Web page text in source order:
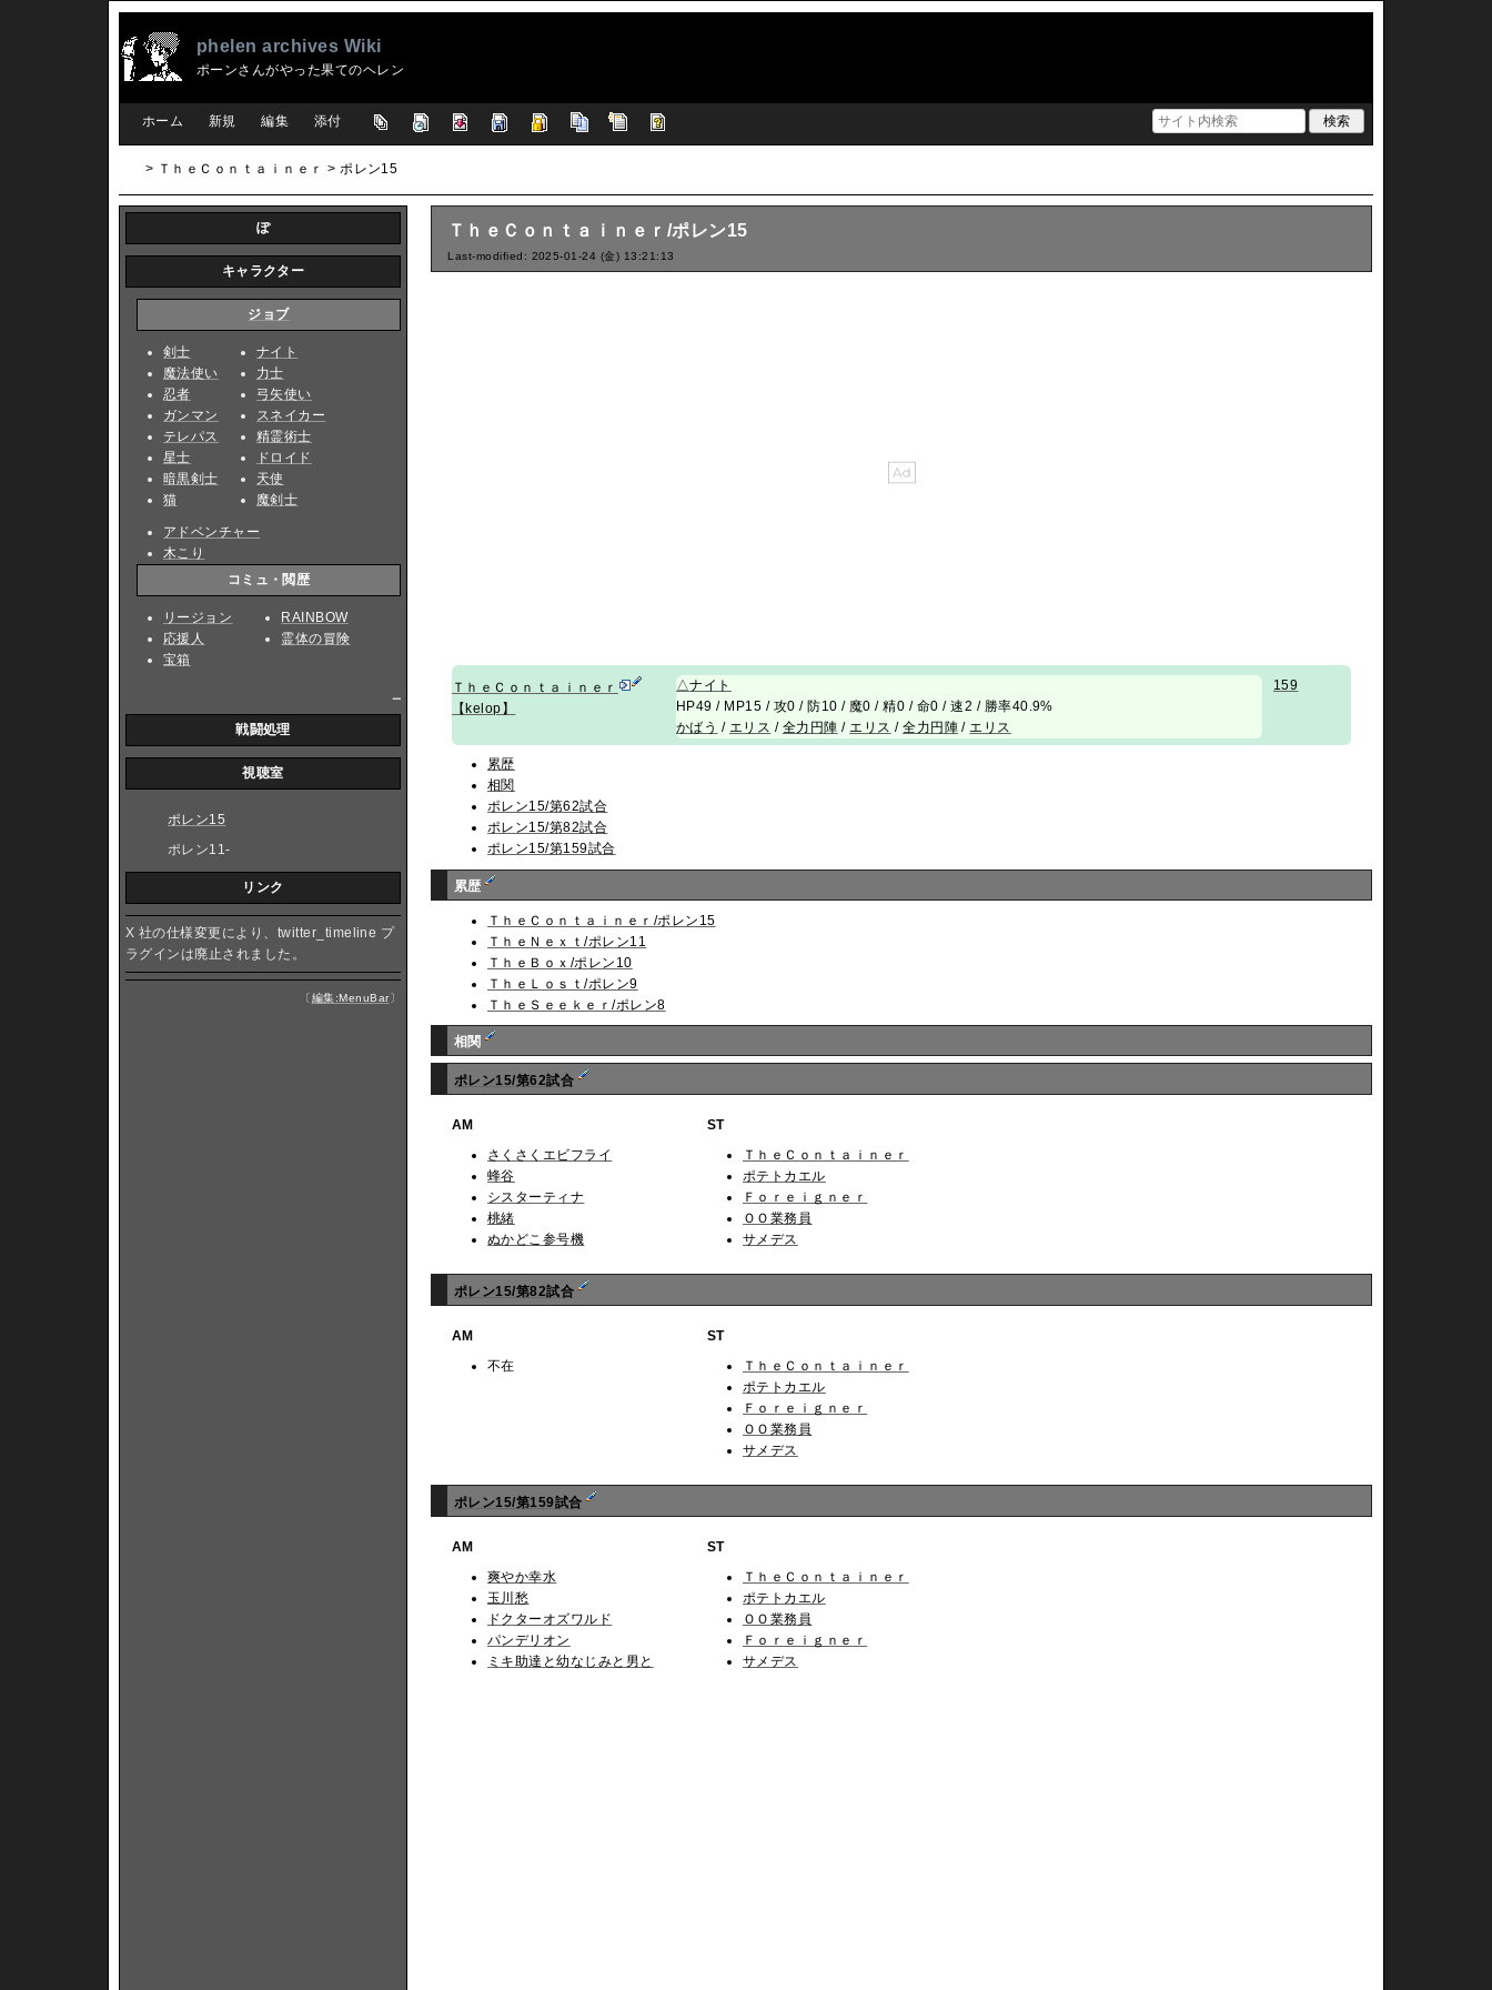
phelen archives Wiki
ポーンさんがやった果てのヘレン
ホーム 新規 編集 添付
> ＴｈｅＣｏｎｔａｉｎｅｒ > ポレン15
ＴｈｅＣｏｎｔａｉｎｅｒ/ポレン15
Last-modified: 2025-01-24 (金) 13:21:13
ＴｈｅＣｏｎｔａｉｎｅｒ
【kelop】
△ナイト
HP49 / MP15 / 攻0 / 防10 / 魔0 / 精0 / 命0 / 速2 / 勝率40.9%
かばう / エリス / 全力円陣 / エリス /全力円陣 / エリス
159
累歴
相関
ポレン15/第62試合
ポレン15/第82試合
ポレン15/第159試合
累歴
ＴｈｅＣｏｎｔａｉｎｅｒ/ポレン15
ＴｈｅＮｅｘｔ/ポレン11
ＴｈｅＢｏｘ/ポレン10
ＴｈｅＬｏｓｔ/ポレン9
ＴｈｅＳｅｅｋｅｒ/ポレン8
相関
ポレン15/第62試合
AM
さくさくエビフライ
蜂谷
シスターティナ
桃緒
ぬかどこ参号機
ST
ＴｈｅＣｏｎｔａｉｎｅｒ
ポテトカエル
Ｆｏｒｅｉｇｎｅｒ
ＯＯ業務員
サメデス
ポレン15/第82試合
AM
不在
ST
ＴｈｅＣｏｎｔａｉｎｅｒ
ポテトカエル
Ｆｏｒｅｉｇｎｅｒ
ＯＯ業務員
サメデス
ポレン15/第159試合
AM
爽やか幸水
玉川愁
ドクターオズワルド
パンデリオン
ミキ助達と幼なじみと男と
ST
ＴｈｅＣｏｎｔａｉｎｅｒ
ポテトカエル
ＯＯ業務員
Ｆｏｒｅｉｇｎｅｒ
サメデス
ぽ
キャラクター
ジョブ
剣士
魔法使い
忍者
ガンマン
テレパス
星士
暗黒剣士
猫
ナイト
力士
弓矢使い
スネイカー
精霊術士
ドロイド
天使
魔剣士
アドベンチャー
木こり
コミュ・閲歴
リージョン
応援人
宝箱
RAINBOW
霊体の冒険
戦闘処理
視聴室
ポレン15
ポレン11-
リンク
X 社の仕様変更により、twitter_timeline プ
ラグインは廃止されました。
〔編集:MenuBar〕